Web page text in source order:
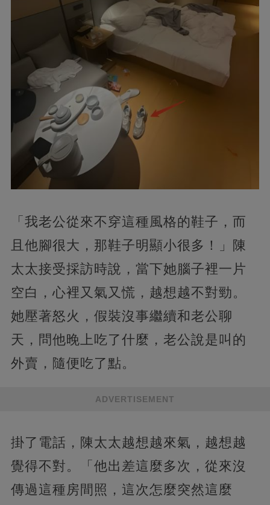
「我老公從來不穿這種風格的鞋子，而
且他腳很大，那鞋子明顯小很多！」陳
太太接受採訪時說，當下她腦子裡一片
空白，心裡又氣又慌，越想越不對勁。
她壓著怒火，假裝沒事繼續和老公聊
天，問他晚上吃了什麼，老公說是叫的
外賣，隨便吃了點。
ADVERTISEMENT
掛了電話，陳太太越想越來氣，越想越
覺得不對。「他出差這麼多次，從來沒
傳過這種房間照，這次怎麼突然這麼